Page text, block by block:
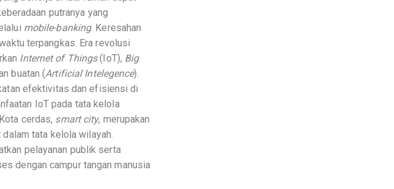
putranya yang
mobile-banking. Keresahan
terpangkas. Era revolusi
Internet of Things(IoT), Big
buatan (Artificial Intelegence).
efektivitas dan efisiensi di
IoT pada tata kelola
cerdas, smart city, merupakan
tata kelola wilayah.
pelayanan publik serta
dengan campur tangan manusia